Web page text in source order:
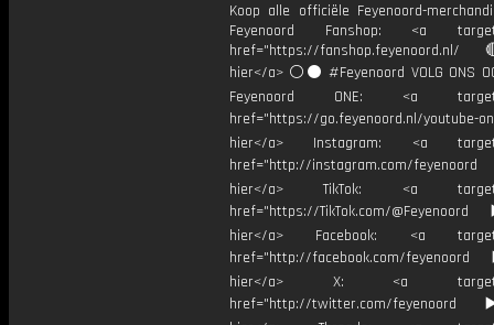
Koop alle officiële Feyenoord-
Feyenoord Fanshop: <a
href="https://
hier</a> ⚪️⚫ #Feyenoord VOLG ONS
Feyenoord ONE: <a
href="https://go.feyenoord.nl/youtube-
hier</a> Instagram: <a
href="http://instagram.com/
hier</a> TikTok: <a
href="https://TikTok.com/
hier</a> Facebook: <a
href="http://facebook.com/
hier</a> X: <a
href="http://twitter.com/